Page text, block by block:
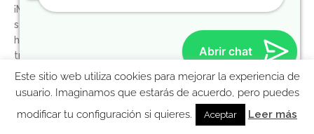
¡Molaviajer@s! ¿Cómo estáis? Nosotros hoy venimos a
seguir hablando de comida… ¿Recordáis el post en el que
hablábamos de los delis de Nueva York? Pues hoy os
traemos otra opción muy aceptable también, sobre todo
cuando el clima no acompaña. Hoy os llevamos de food
halls o de mercados de comida a cubierto en Nueva
LEER MÁS »
Este sitio web utiliza cookies para mejorar la experiencia de
usuario. Imaginamos que estarás de acuerdo, pero puedes
modificar tu configuración si quieres.
Aceptar Leer más
Abrir chat
MolaViajar